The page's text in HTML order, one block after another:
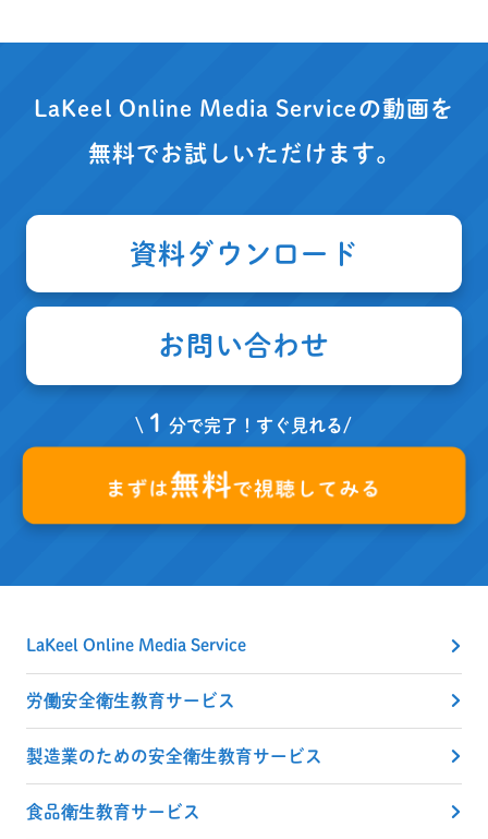
LaKeel Online Media Serviceの動画を
無料でお試しいただけます。
資料ダウンロード
お問い合わせ
\ １分で完了！すぐ見れる/
まずは無料で視聴してみる
LaKeel Online Media Service
労働安全衛生教育サービス
製造業のための安全衛生教育サービス
食品衛生教育サービス